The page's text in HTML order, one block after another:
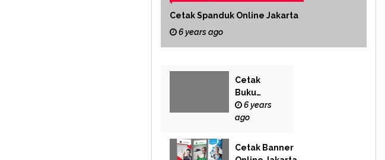
Cetak Spanduk Online Jakarta
6 years ago
Cetak
Buku
Yasin
Online
6 years
ago
Cetak Banner